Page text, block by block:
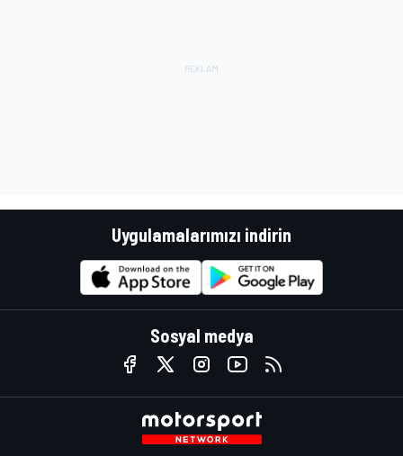
Uygulamalarımızı indirin
Sosyal medya